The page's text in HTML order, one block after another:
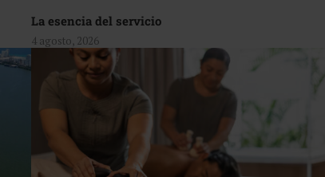
La esencia del servicio
4 agosto, 2026